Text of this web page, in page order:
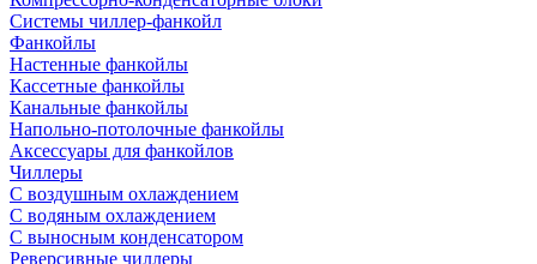
Системы чиллер-фанкойл
Фанкойлы
Настенные фанкойлы
Кассетные фанкойлы
Канальные фанкойлы
Напольно-потолочные фанкойлы
Аксессуары для фанкойлов
Чиллеры
С воздушным охлаждением
С водяным охлаждением
С выносным конденсатором
Реверсивные чиллеры